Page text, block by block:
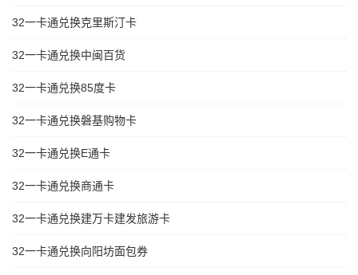
32一卡通兑换克里斯汀卡
32一卡通兑换中闽百货
32一卡通兑换85度卡
32一卡通兑换磐基购物卡
32一卡通兑换E通卡
32一卡通兑换商通卡
32一卡通兑换建万卡建发旅游卡
32一卡通兑换向阳坊面包券